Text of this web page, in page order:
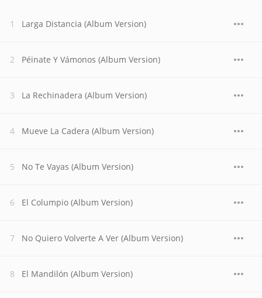
Larga Distancia (Album Version)
Péinate Y Vámonos (Album Version)
La Rechinadera (Album Version)
Mueve La Cadera (Album Version)
No Te Vayas (Album Version)
El Columpio (Album Version)
No Quiero Volverte A Ver (Album Version)
El Mandilón (Album Version)